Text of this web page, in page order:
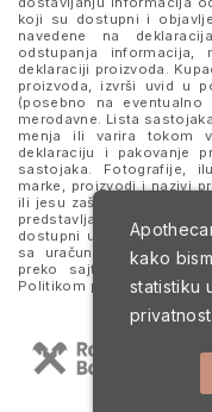
koji su dostupni i
navedene na
odstupanja
deklaraciji proizvoda.
proizvoda, izvrši uvid u
(posebno na
merodavne. Lista
menja ili varira tokom
deklaraciju i pakovanje
sastojaka. Fotografije,
marke, proizvodi i nazivi
ili jesu zaštitni znaci
predstavljaju deo ponude
dostupni u svakom
sa uračunatim PDV-om,
preko sajta.
Politikom privatnostii
kako
statistiku